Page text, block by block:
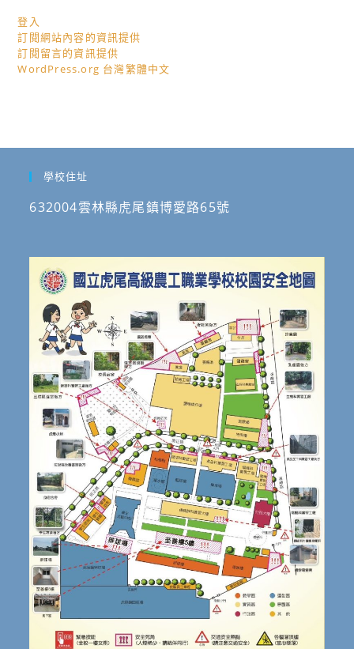
登入
訂閱網站內容的資訊提供
訂閱留言的資訊提供
WordPress.org 台灣繁體中文
學校住址
632004雲林縣虎尾鎮博愛路65號